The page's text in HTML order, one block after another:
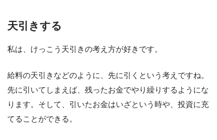
天引きする
私は、けっこう天引きの考え方が好きです。
給料の天引きなどのように、先に引くという考えですね。
先に引いてしまえば、残ったお金でやり繰りするようにな
ります。そして、引いたお金はいざという時や、投資に充
てることができる。